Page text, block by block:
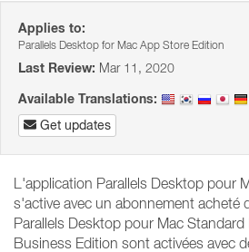
Applies to:
Parallels Desktop for Mac App Store Edition
Last Review: Mar 11, 2020
Available Translations:
Get updates
L'application Parallels Desktop pour
s'active avec un abonnement acheté
Parallels Desktop pour Mac
Business Edition sont activées avec